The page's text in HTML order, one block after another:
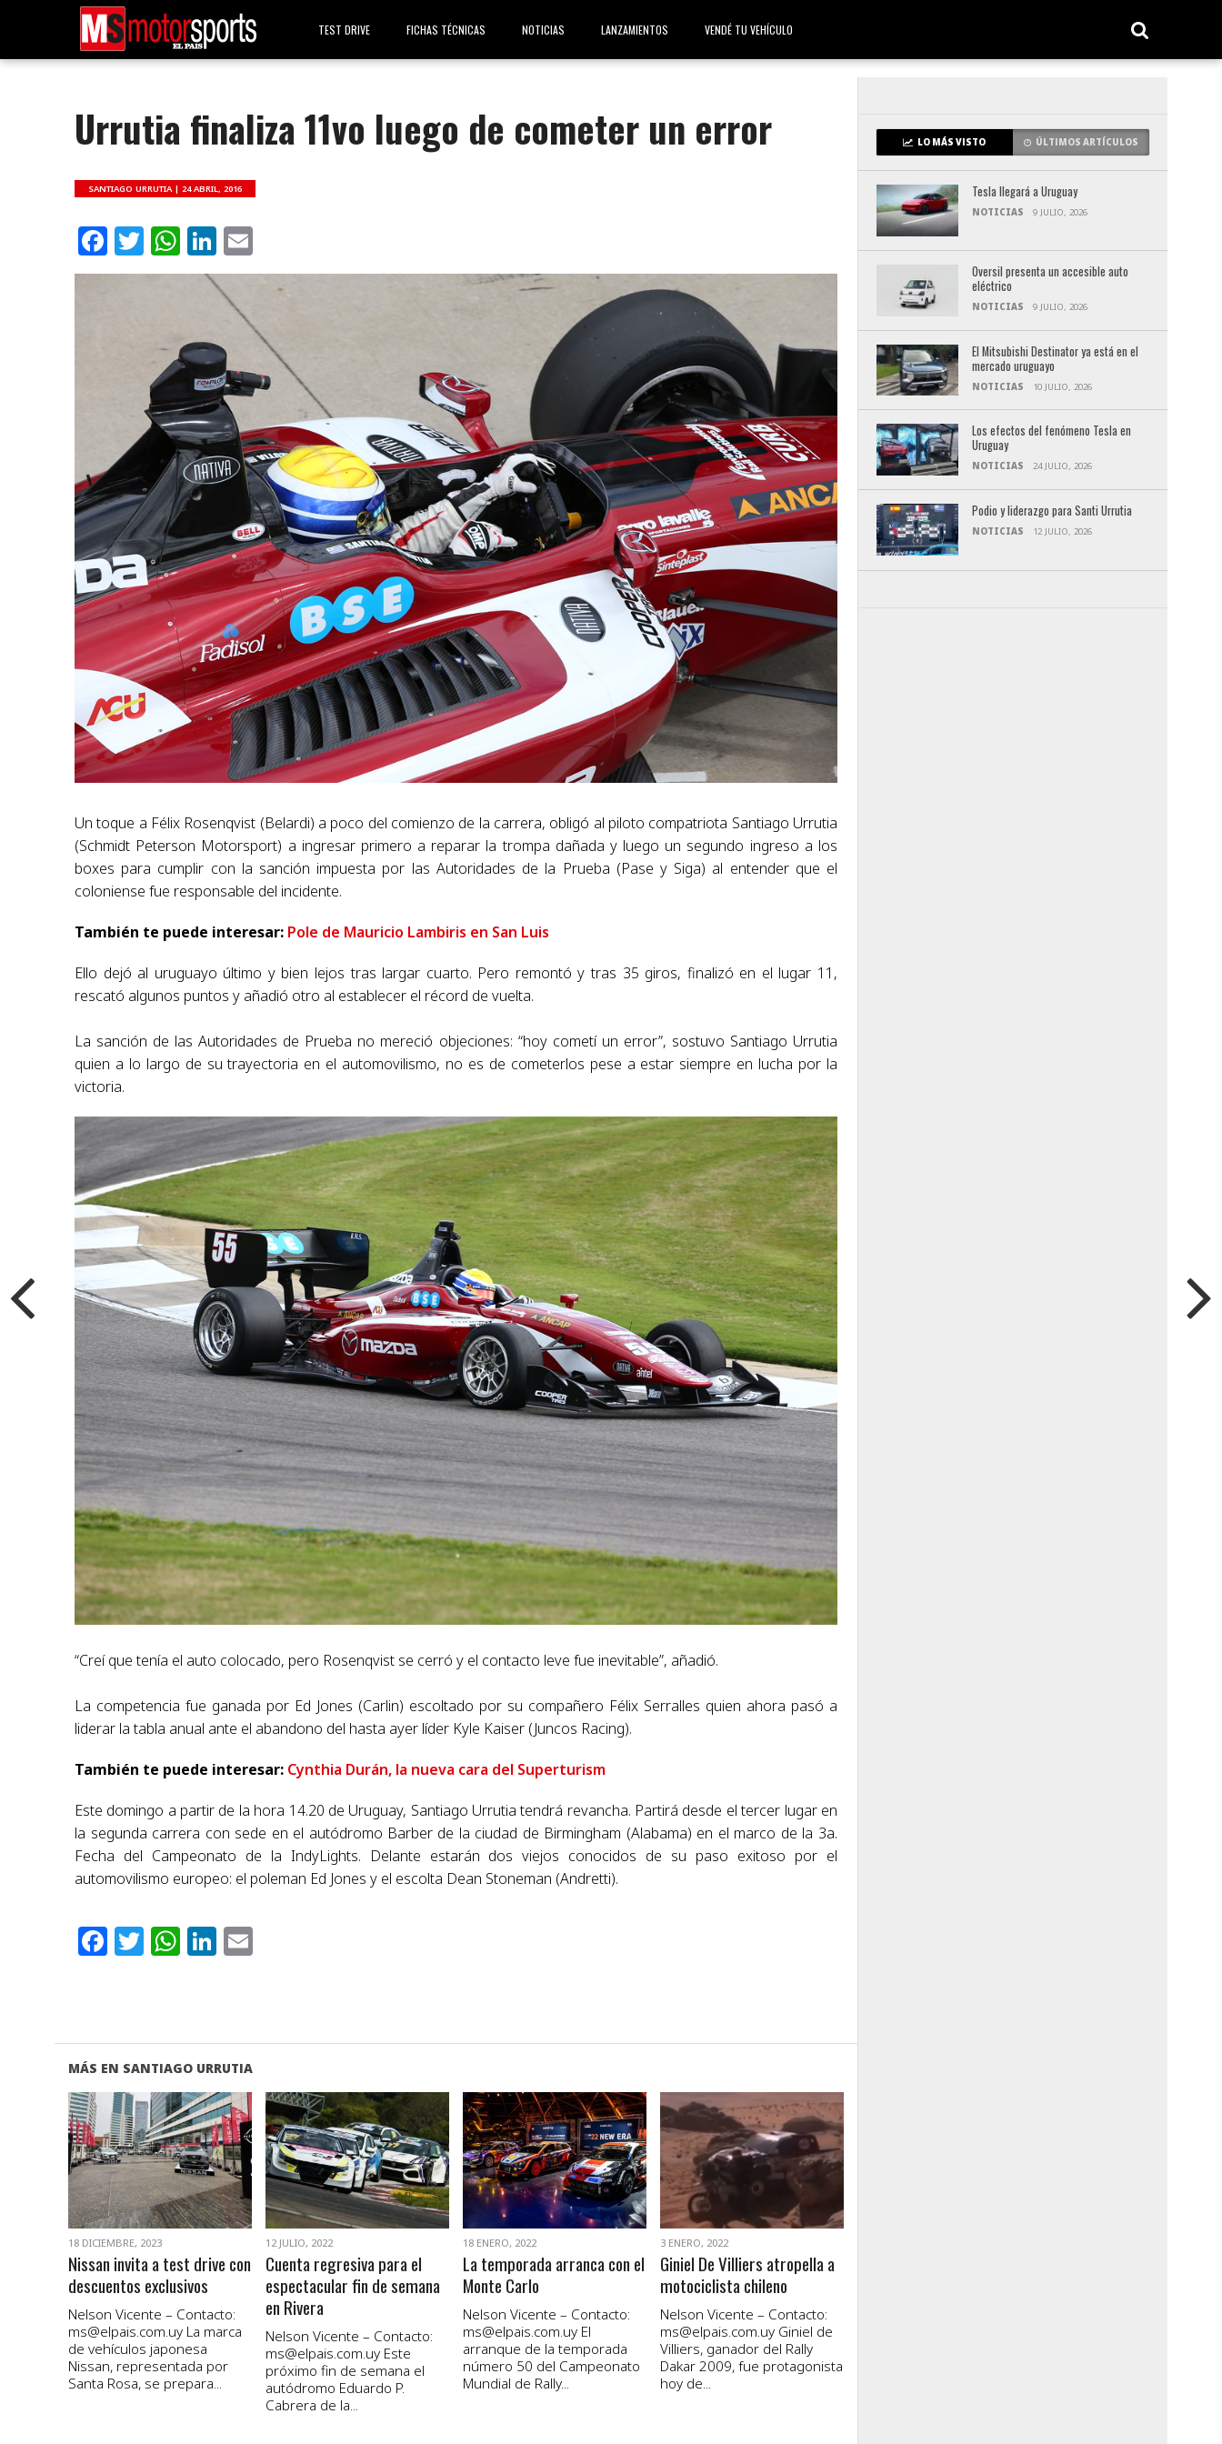
TEST DRIVE FICHAS TÉCNICAS NOTICIAS LANZAMIENTOS VENDÉ TU VEHÍCULO
Urrutia finaliza 11vo luego de cometer un error
SANTIAGO URRUTIA |24 ABRIL, 2016
Facebook
Twitter
WhatsApp
LinkedIn
Un toque a Félix Rosenqvist (Belardi) a poco del comienzo de la carrera, obligó al piloto compatriota Santiago Urrutia
(Schmidt Peterson Motorsport) a ingresar primero a reparar la trompa dañada y luego un segundo ingreso a los
boxes para cumplir con la sanción impuesta por las Autoridades de la Prueba (Pase y Siga) al entender que el
coloniense fue responsable del incidente.
También te puede interesar: Pole de Mauricio Lambiris en San Luis
Ello dejó al uruguayo último y bien lejos tras largar cuarto. Pero remontó y tras 35 giros, finalizó en el lugar 11,
rescató algunos puntos y añadió otro al establecer el récord de vuelta.
La sanción de las Autoridades de Prueba no mereció objeciones: “hoy cometí un error”, sostuvo Santiago Urrutia
quien a lo largo de su trayectoria en el automovilismo, no es de cometerlos pese a estar siempre en lucha por la
victoria.
“Creí que tenía el auto colocado, pero Rosenqvist se cerró y el contacto leve fue inevitable”, añadió.
La competencia fue ganada por Ed Jones (Carlin) escoltado por su compañero Félix Serralles quien ahora pasó a
liderar la tabla anual ante el abandono del hasta ayer líder Kyle Kaiser (Juncos Racing).
También te puede interesar: Cynthia Durán, la nueva cara del Superturism
Este domingo a partir de la hora 14.20 de Uruguay, Santiago Urrutia tendrá revancha. Partirá desde el tercer lugar en
la segunda carrera con sede en el autódromo Barber de la ciudad de Birmingham (Alabama) en el marco de la 3a.
Fecha del Campeonato de la IndyLights. Delante estarán dos viejos conocidos de su paso exitoso por el
automovilismo europeo: el poleman Ed Jones y el escolta Dean Stoneman (Andretti).
Facebook
Twitter
WhatsApp
LinkedIn
MÁS EN SANTIAGO URRUTIA
VER NOTA
18 DICIEMBRE, 2023
Nissan invita a test drive con
descuentos exclusivos
Nelson Vicente – Contacto:
ms@elpais.com.uyLa marca
de vehículos japonesa
Nissan, representada por
Santa Rosa, se prepara...
VER NOTA
12 JULIO, 2022
Cuenta regresiva para el
espectacular fin de semana
en Rivera
Nelson Vicente – Contacto:
ms@elpais.com.uyEste
próximo fin de semana el
autódromo Eduardo P.
Cabrera de la...
VER NOTA
18 ENERO, 2022
La temporada arranca con el
Monte Carlo
Nelson Vicente – Contacto:
ms@elpais.com.uyEl
arranque de la temporada
número 50 del Campeonato
Mundial de Rally...
VER NOTA
3 ENERO, 2022
Giniel De Villiers atropella a
motociclista chileno
Nelson Vicente – Contacto:
ms@elpais.com.uyGiniel de
Villiers, ganador del Rally
Dakar 2009, fue protagonista
hoy de...
LO MÁS VISTO ÚLTIMOS ARTÍCULOS
Tesla llegará a Uruguay
NOTICIAS 9 JULIO, 2026
Oversil presenta un accesible auto
eléctrico
NOTICIAS 9 JULIO, 2026
El Mitsubishi Destinator ya está en el
mercado uruguayo
NOTICIAS 10 JULIO, 2026
Los efectos del fenómeno Tesla en
Uruguay
NOTICIAS 24 JULIO, 2026
Podio y liderazgo para Santi Urrutia
NOTICIAS 12 JULIO, 2026